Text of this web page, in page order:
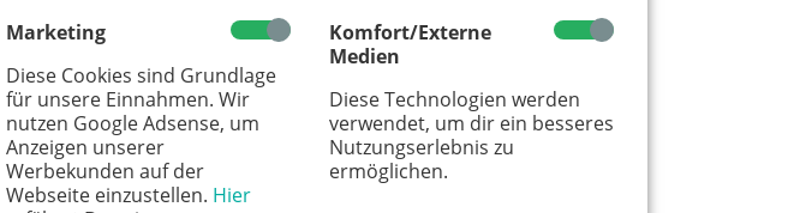
Marketing
Diese Cookies sind Grundlage
für unsere Einnahmen. Wir
nutzen Google Adsense, um
Anzeigen unserer
Werbekunden auf der
Webseite einzustellen. Hier
Komfort/Externe
Medien
Diese Technologien werden
verwendet, um dir ein besseres
Nutzungserlebnis zu
ermöglichen.
info@kaenguru-online.de.